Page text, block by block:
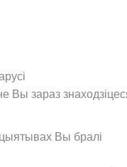
Вы зараз
Вы бралі